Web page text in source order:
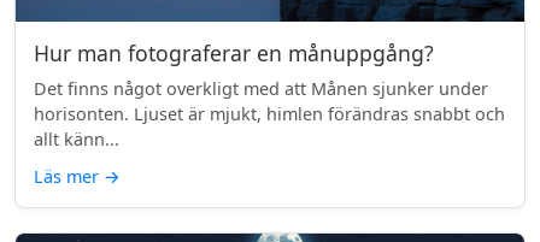
Hur man fotograferar en månuppgång?
Det finns något overkligt med att Månen sjunker under
horisonten. Ljuset är mjukt, himlen förändras snabbt och
allt känn...
Läs mer →